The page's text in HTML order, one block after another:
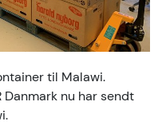
til Malawi.
Danmark nu har sendt